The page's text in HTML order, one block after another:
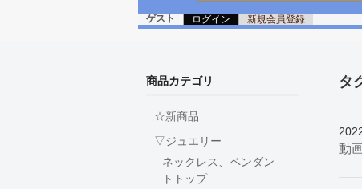
ゲスト ログイン 新規会員登録
タ
動
商品カテゴリ
☆新商品
▽ジュエリー
ネックレス、ペンダン
トトップ